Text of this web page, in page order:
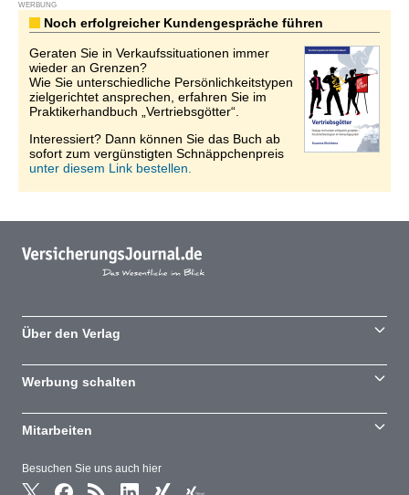
WERBUNG
Noch erfolgreicher Kundengespräche führen
Geraten Sie in Verkaufssituationen immer
wieder an Grenzen?
Wie Sie unterschiedliche Persönlichkeitstypen
zielgerichtet ansprechen, erfahren Sie im
Praktikerhandbuch „Vertriebsgötter“.
Interessiert? Dann können Sie das Buch ab
sofort zum vergünstigten Schnäppchenpreis
unter diesem Link bestellen.
Besuchen Sie uns auch hier
Über den Verlag
Werbung schalten
Mitarbeiten